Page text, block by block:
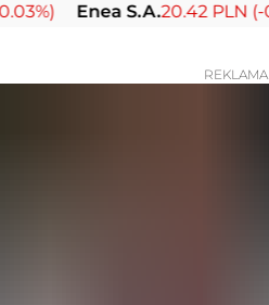
Enea S.A.20.42 PLN (-0.06%)
REKLAMA